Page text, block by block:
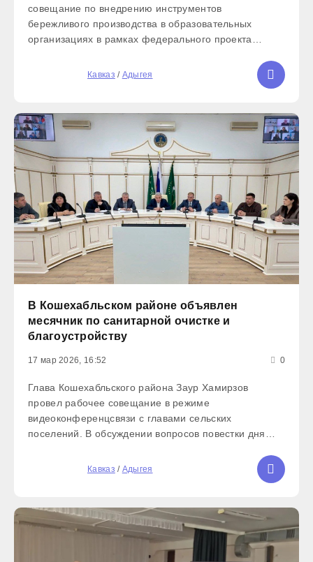
совещание по внедрению инструментов
бережливого производства в образовательных
организациях в рамках федерального проекта
принимает участие в мероприятии. Регион
Кавказ / Адыгея
В Кошехабльском районе объявлен
месячник по санитарной очистке и
благоустройству
17 мар 2026, 16:52 0
Глава Кошехабльского района Заур Хамирзов
провел рабочее совещание в режиме
видеоконференцсвязи с главами сельских
поселений. В обсуждении вопросов повестки дня
администрации, а также представители
Кошехабльского ДРСУ. Во исполнение распоряжения
Кавказ / Адыгея